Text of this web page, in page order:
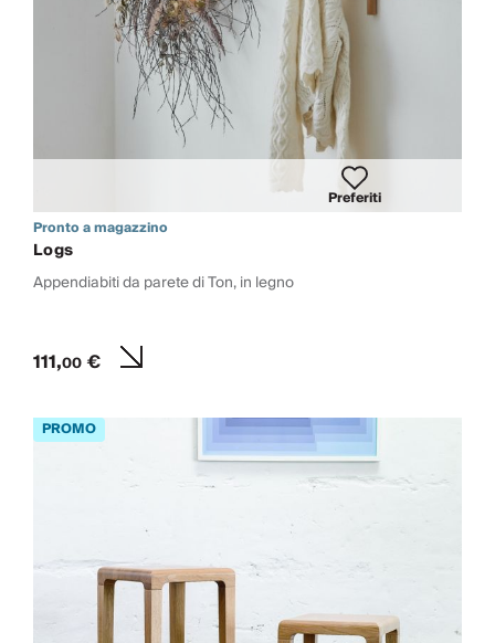
Preferiti
Pronto a magazzino
Logs
Appendiabiti da parete di Ton, in legno
111,00€